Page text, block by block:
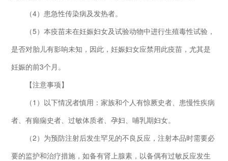
（4）患急性传染病及发热者。
（5）本疫苗未在妊娠妇女及试验动物中进行生殖毒性试验，
是否对胎儿有影响未知，因此，妊娠妇女应禁用此疫苗，尤其是
妊娠的前3个月。
【注意事项】
（1）以下情况者慎用：家族和个人有惊厥史者、患慢性疾病
者、有癲痫史者、过敏体质者、孕妇、哺乳期妇女。
（2）为预防注射后发生罕见的不良反应，注射本品时需要必
要的监护和治疗措施，如备有肾上腺素，以备偶有过敏反应发生